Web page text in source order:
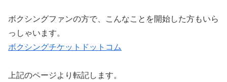
ボクシングファンの方で、こんなことを開始した方もいら
っしゃいます。
ボクシングチケットドットコム
上記のページより転記します。